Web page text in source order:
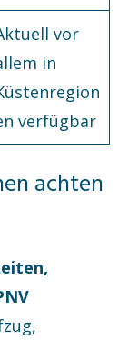
vor
in
verfügbar
achten